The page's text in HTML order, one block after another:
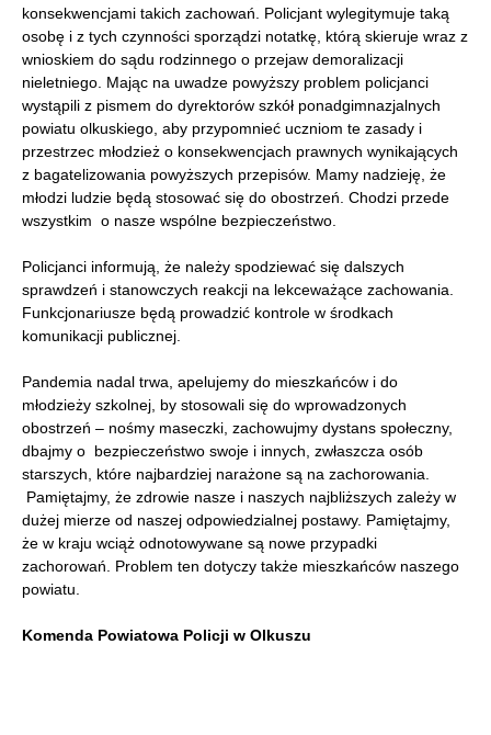
konsekwencjami takich zachowań. Policjant wylegitymuje taką
osobę i z tych czynności sporządzi notatkę, którą skieruje wraz z
wnioskiem do sądu rodzinnego o przejaw demoralizacji
nieletniego. Mając na uwadze powyższy problem policjanci
wystąpili z pismem do dyrektorów szkół ponadgimnazjalnych
powiatu olkuskiego, aby przypomnieć uczniom te zasady i
przestrzec młodzież o konsekwencjach prawnych wynikających
z bagatelizowania powyższych przepisów. Mamy nadzieję, że
młodzi ludzie będą stosować się do obostrzeń. Chodzi przede
wszystkim o nasze wspólne bezpieczeństwo.
Policjanci informują, że należy spodziewać się dalszych
sprawdzeń i stanowczych reakcji na lekceważące zachowania.
Funkcjonariusze będą prowadzić kontrole w środkach
komunikacji publicznej.
Pandemia nadal trwa, apelujemy do mieszkańców i do
młodzieży szkolnej, by stosowali się do wprowadzonych
obostrzeń – nośmy maseczki, zachowujmy dystans społeczny,
dbajmy o bezpieczeństwo swoje i innych, zwłaszcza osób
starszych, które najbardziej narażone są na zachorowania.
Pamiętajmy, że zdrowie nasze i naszych najbliższych zależy w
dużej mierze od naszej odpowiedzialnej postawy. Pamiętajmy,
że w kraju wciąż odnotowywane są nowe przypadki
zachorowań. Problem ten dotyczy także mieszkańców naszego
powiatu.
Komenda Powiatowa Policji w Olkuszu